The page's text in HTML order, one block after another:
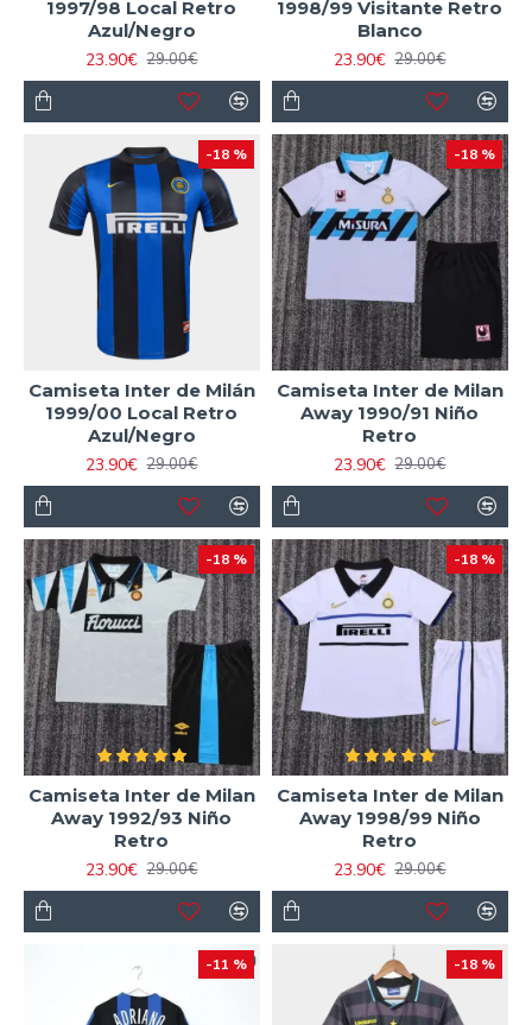
1997/98 Local Retro
Azul/Negro
23.90€ 29.00€
1998/99 Visitante Retro
Blanco
23.90€ 29.00€
-18 %
Camiseta Inter de Milán
1999/00 Local Retro
Azul/Negro
23.90€ 29.00€
-18 %
Camiseta Inter de Milan
Away 1990/91 Niño
Retro
23.90€ 29.00€
-18 %
Camiseta Inter de Milan
Away 1992/93 Niño
Retro
23.90€ 29.00€
-18 %
Camiseta Inter de Milan
Away 1998/99 Niño
Retro
23.90€ 29.00€
-11 % -18 %